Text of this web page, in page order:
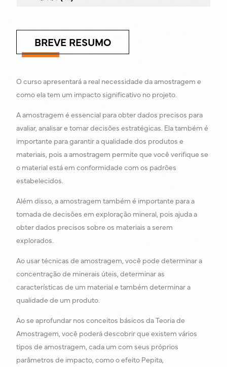
BREVE RESUMO
O curso apresentará a real necessidade da amostragem e
como ela tem um impacto significativo no projeto.
A amostragem é essencial para obter dados precisos para
avaliar, analisar e tomar decisões estratégicas. Ela também é
importante para garantir a qualidade dos produtos e
materiais, pois a amostragem permite que você verifique se
o material está em conformidade com os padrões
estabelecidos.
Além disso, a amostragem também é importante para a
tomada de decisões em exploração mineral, pois ajuda a
obter dados precisos sobre os materiais a serem
explorados.
Ao usar técnicas de amostragem, você pode determinar a
concentração de minerais úteis, determinar as
características de um material e também determinar a
qualidade de um produto.
Ao se aprofundar nos conceitos básicos da Teoria de
Amostragem, você poderá descobrir que existem vários
tipos de amostragem, cada um com seus próprios
parâmetros de impacto, como o efeito Pepita,